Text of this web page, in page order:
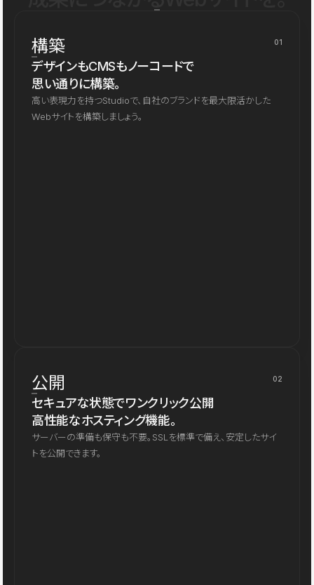
構築 01
デザインもCMSもノーコードで
思い通りに構築。
高い表現力を持つStudioで、自社のブランドを最大限活かした
Webサイトを構築しましょう。
公開 02
セキュアな状態でワンクリック公開
高性能なホスティング機能。
サーバーの準備も保守も不要。SSLを標準で備え、安定したサイ
トを公開できます。